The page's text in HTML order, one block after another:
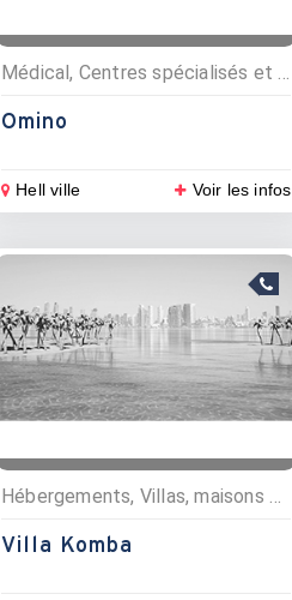
Omino
Hell ville Voir les infos
Hébergements, Villas, maisons et appartements
Villa Komba